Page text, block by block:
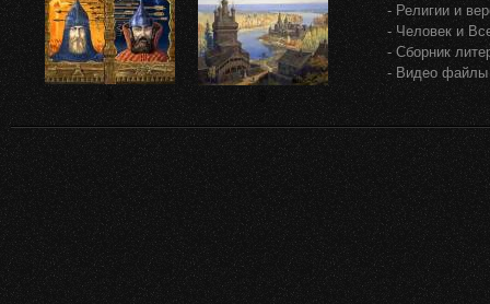
- Религии и
- Человек и
- Сборник
- Видео файлы